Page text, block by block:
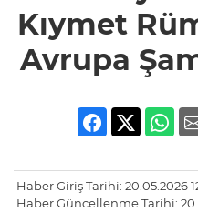
Avrupa
Kıymet
Avrupa
Haber Giriş Tarihi: 20.05.2026
Haber Güncellenme Tarihi: